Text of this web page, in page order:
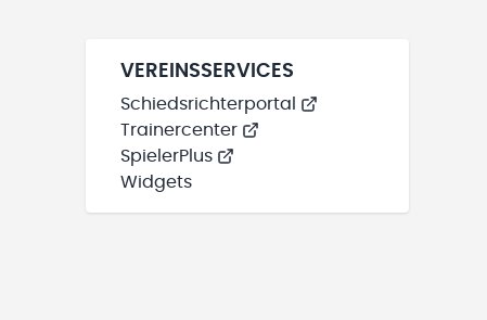
VEREINSSERVICES
Schiedsrichterportal
Trainercenter
SpielerPlus
Widgets